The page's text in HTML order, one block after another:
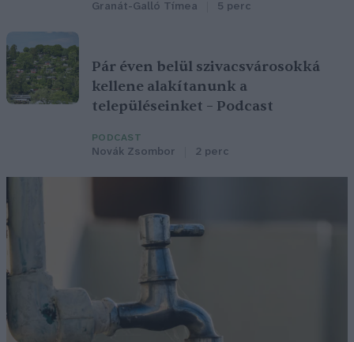
Granát-Galló Tímea 5 perc
Pár éven belül szivacsvárosokká
kellene alakítanunk a
településeinket – Podcast
PODCAST
Novák Zsombor 2 perc